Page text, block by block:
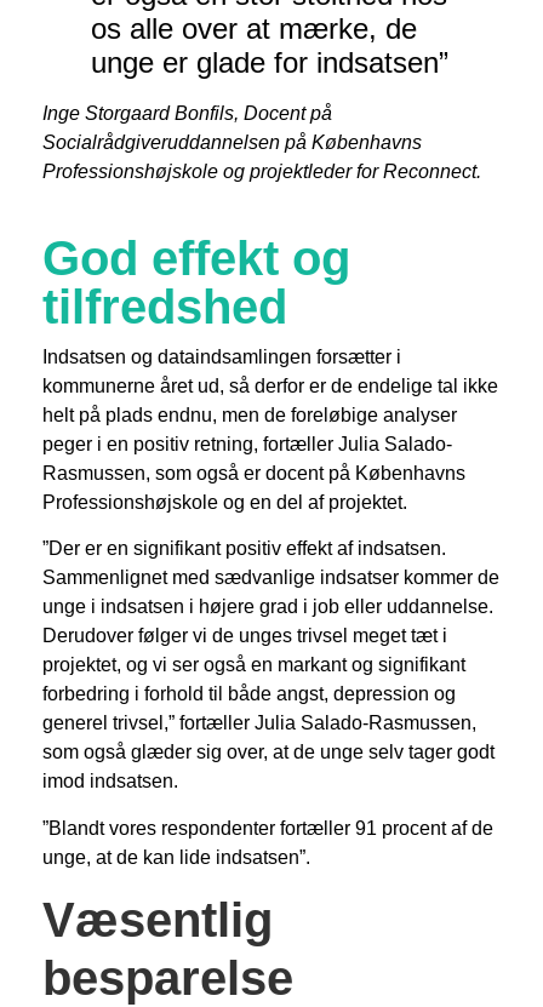
os alle over at mærke, de
unge er glade for indsatsen”
Inge Storgaard Bonfils, Docent på
Socialrådgiveruddannelsen på Københavns
Professionshøjskole og projektleder for Reconnect.
God effekt og
tilfredshed
Indsatsen og dataindsamlingen forsætter i
kommunerne året ud, så derfor er de endelige tal ikke
helt på plads endnu, men de foreløbige analyser
peger i en positiv retning, fortæller Julia Salado-
Rasmussen, som også er docent på Københavns
Professionshøjskole og en del af projektet.
”Der er en signifikant positiv effekt af indsatsen.
Sammenlignet med sædvanlige indsatser kommer de
unge i indsatsen i højere grad i job eller uddannelse.
Derudover følger vi de unges trivsel meget tæt i
projektet, og vi ser også en markant og signifikant
forbedring i forhold til både angst, depression og
generel trivsel,” fortæller Julia Salado-Rasmussen,
som også glæder sig over, at de unge selv tager godt
imod indsatsen.
”Blandt vores respondenter fortæller 91 procent af de
unge, at de kan lide indsatsen”.
Væsentlig
besparelse